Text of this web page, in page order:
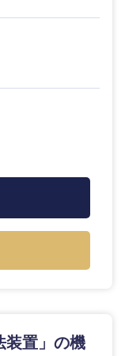
装置」の機